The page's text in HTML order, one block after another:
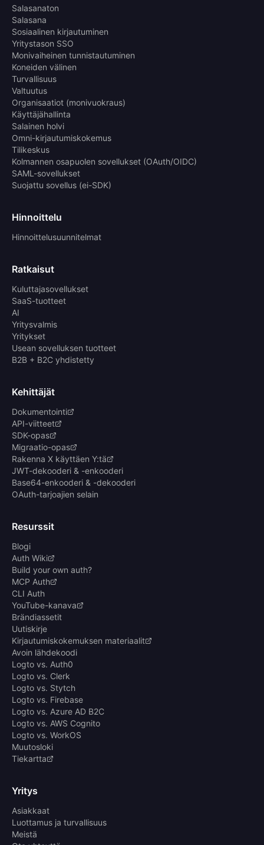
Salasanaton
Salasana
Sosiaalinen kirjautuminen
Yritystason SSO
Monivaiheinen tunnistautuminen
Koneiden välinen
Turvallisuus
Valtuutus
Organisaatiot (monivuokraus)
Käyttäjähallinta
Salainen holvi
Omni-kirjautumiskokemus
Tilikeskus
Kolmannen osapuolen sovellukset (OAuth/OIDC)
SAML-sovellukset
Suojattu sovellus (ei-SDK)
Hinnoittelu
Hinnoittelusuunnitelmat
Ratkaisut
Kuluttajasovellukset
SaaS-tuotteet
AI
Yritysvalmis
Yritykset
Usean sovelluksen tuotteet
B2B + B2C yhdistetty
Kehittäjät
Dokumentointi
API-viitteet
SDK-opas
Migraatio-opas
Rakenna X käyttäen Y:tä
JWT-dekooderi & -enkooderi
Base64-enkooderi & -dekooderi
OAuth-tarjoajien selain
Resurssit
Blogi
Auth Wiki
Build your own auth?
MCP Auth
CLI Auth
YouTube-kanava
Brändiassetit
Uutiskirje
Kirjautumiskokemuksen materiaalit
Avoin lähdekoodi
Logto vs. Auth0
Logto vs. Clerk
Logto vs. Stytch
Logto vs. Firebase
Logto vs. Azure AD B2C
Logto vs. AWS Cognito
Logto vs. WorkOS
Muutosloki
Tiekartta
Yritys
Asiakkaat
Luottamus ja turvallisuus
Meistä